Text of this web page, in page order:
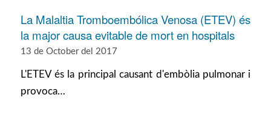
La Malaltia Tromboembólica Venosa (ETEV) és
la major causa evitable de mort en hospitals
13 de October del 2017
L'ETEV és la principal causant d'embòlia pulmonar i
provoca…